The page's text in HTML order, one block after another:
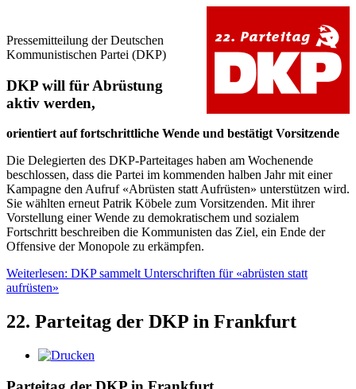
Pressemitteilung der Deutschen
Kommunistischen Partei (DKP)
DKP will für Abrüstung
aktiv werden,
orientiert auf fortschrittliche Wende und bestätigt Vorsitzende
Die Delegierten des DKP-Parteitages haben am Wochenende
beschlossen, dass die Partei im kommenden halben Jahr mit einer
Kampagne den Aufruf «Abrüsten statt Aufrüsten» unterstützen wird.
Sie wählten erneut Patrik Köbele zum Vorsitzenden. Mit ihrer
Vorstellung einer Wende zu demokratischem und sozialem
Fortschritt beschreiben die Kommunisten das Ziel, ein Ende der
Offensive der Monopole zu erkämpfen.
Weiterlesen: DKP sammelt Unterschriften für «abrüsten statt
aufrüsten»
22. Parteitag der DKP in Frankfurt